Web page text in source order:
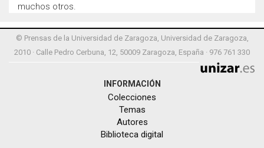
muchos otros.
© Prensas de la Universidad de Zaragoza, Universidad de Zaragoza,
2010 · Calle Pedro Cerbuna, 12, 50009 Zaragoza, España · 976 761 330
INFORMACIÓN
Colecciones
Temas
Autores
Biblioteca digital